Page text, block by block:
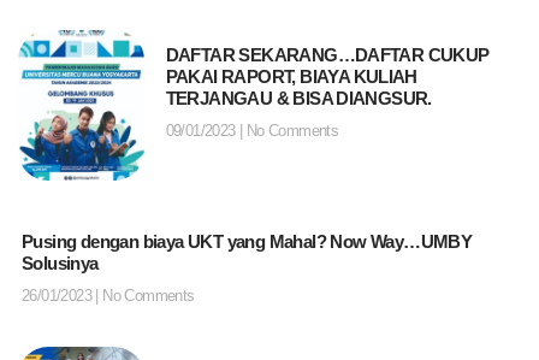
DAFTAR SEKARANG…DAFTAR CUKUP
PAKAI RAPORT, BIAYA KULIAH
TERJANGAU & BISA DIANGSUR.
09/01/2023 No Comments
Pusing dengan biaya UKT yang Mahal? Now Way…UMBY
Solusinya
26/01/2023 No Comments